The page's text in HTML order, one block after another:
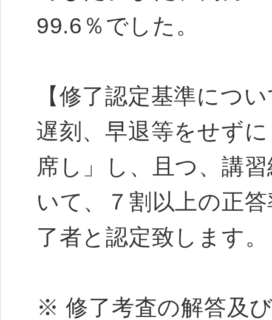
99.6％でした。
【修了認定基準につ
遅刻、早退等をせず
席し」し、且つ、講
いて、７割以上の正
了者と認定致します。
※ 修了考査の解答及